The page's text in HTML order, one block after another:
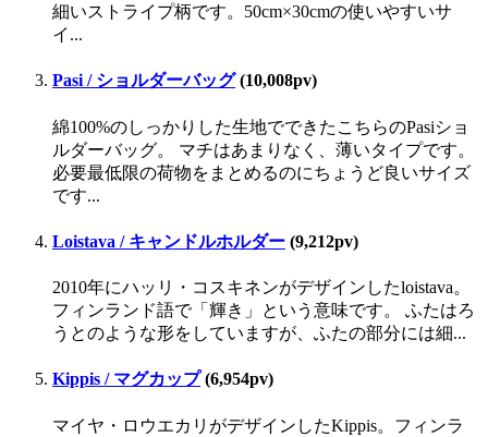
細いストライプ柄です。50cm×30cmの使いやすいサ
イ...
Pasi / ショルダーバッグ(10,008pv)
綿100%のしっかりした生地でできたこちらのPasiショ
ルダーバッグ。 マチはあまりなく、薄いタイプです。
必要最低限の荷物をまとめるのにちょうど良いサイズ
です...
Loistava / キャンドルホルダー (9,212pv)
2010年にハッリ・コスキネンがデザインしたloistava。
フィンランド語で「輝き」という意味です。 ふたはろ
うとのような形をしていますが、ふたの部分には細...
Kippis / マグカップ(6,954pv)
マイヤ・ロウエカリがデザインしたKippis。フィンラ